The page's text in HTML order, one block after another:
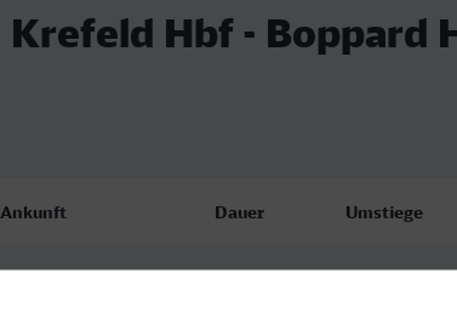
Krefeld Hbf - Boppard
Ankunft Dauer Umstiege